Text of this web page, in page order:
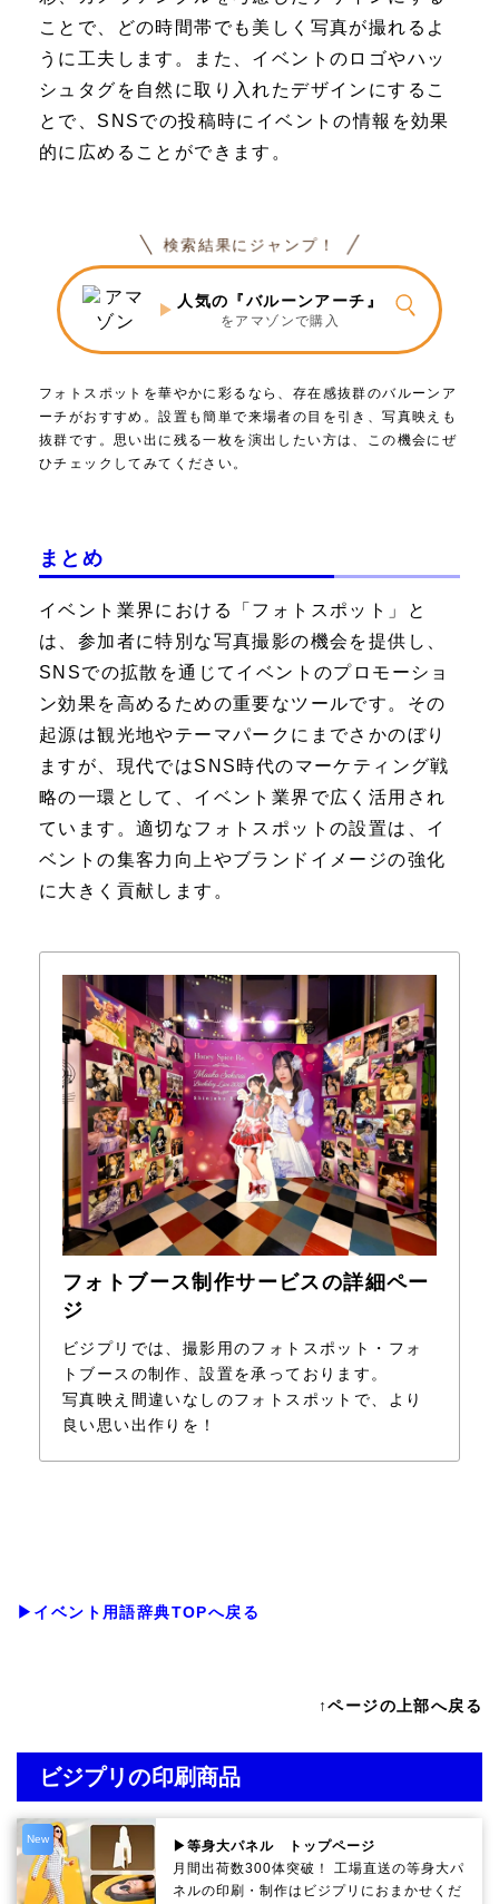
ことで、どの時間帯でも美しく写真が撮れるよ
うに工夫します。また、イベントのロゴやハッ
シュタグを自然に取り入れたデザインにするこ
とで、SNSでの投稿時にイベントの情報を効果
的に広めることができます。
検索結果にジャンプ！
人気の『バルーンアーチ』
をアマゾンで購入
フォトスポットを華やかに彩るなら、存在感抜群のバルーンア
ーチがおすすめ。設置も簡単で来場者の目を引き、写真映えも
抜群です。思い出に残る一枚を演出したい方は、この機会にぜ
ひチェックしてみてください。
まとめ
イベント業界における「フォトスポット」と
は、参加者に特別な写真撮影の機会を提供し、
SNSでの拡散を通じてイベントのプロモーショ
ン効果を高めるための重要なツールです。その
起源は観光地やテーマパークにまでさかのぼり
ますが、現代ではSNS時代のマーケティング戦
略の一環として、イベント業界で広く活用され
ています。適切なフォトスポットの設置は、イ
ベントの集客力向上やブランドイメージの強化
に大きく貢献します。
フォトブース制作サービスの詳細ペー
ジ
ビジプリでは、撮影用のフォトスポット・フォ
トブースの制作、設置を承っております。
写真映え間違いなしのフォトスポットで、より
良い思い出作りを！
▶イベント用語辞典TOPへ戻る
↑ページの上部へ戻る
ビジプリの印刷商品
New
▶等身大パネル トップページ
月間出荷数300体突破！ 工場直送の等身大パ
ネルの印刷・制作は ビジプリ におまかせくだ